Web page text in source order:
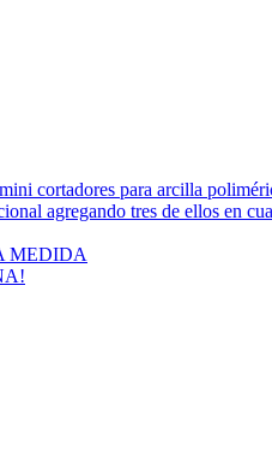
cortadores para arcilla
agregando tres de ellos en
MEDIDA